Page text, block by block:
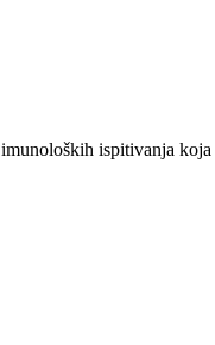
ispitivanja koja